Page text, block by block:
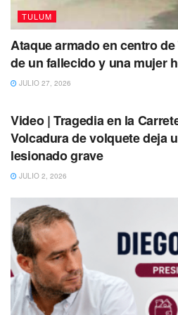
hoteles boutique hasta los “todo
continuará creciendo en los
debe obligar a las autoridades
procesos de admisión, para
contratiempos a estos turistas.
En la Anato, integrantes de la
TULUM
Ataque armado en centro
de un fallecido y una mujer
JULIO 27, 2026
Video | Tragedia en la
Volcadura de volquete deja
lesionado grave
JULIO 2, 2026